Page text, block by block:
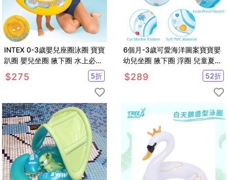
INTEX 0-3歲嬰兒座圈泳圈 寶寶
趴圈 嬰兒坐圈 腋下圈 水上必備
【SV61108】
$275 5折
6個月-3歲可愛海洋圖案寶寶嬰
幼兒坐圈 腋下圈 浮圈 兒童夏天
玩水洗澡戲水【SV6966】
$289 52折